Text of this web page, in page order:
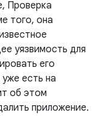
Проверка
того, она
уязвимость для
его
есть на
об этом
приложение.